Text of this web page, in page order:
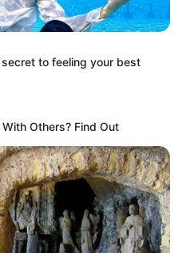
00:22
ηφαίστειο
χωριό της
10:57
to feeling your best
Others? Find Out